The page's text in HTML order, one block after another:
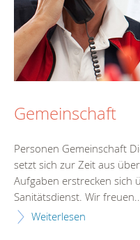
Gemeinschaft
Personen Gemeinschaft
setzt sich zur Zeit aus
Aufgaben erstrecken sich
Sanitätsdienst. Wir
Weiterlesen